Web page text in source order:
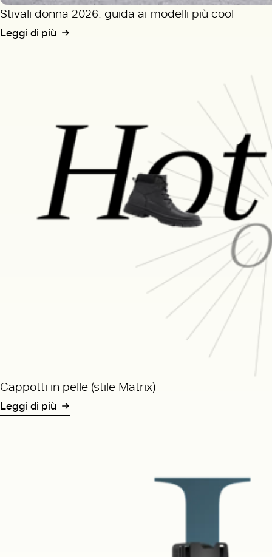
Stivali donna 2026: guida ai modelli più cool
Leggi di più
Cappotti in pelle (stile Matrix)
Leggi di più